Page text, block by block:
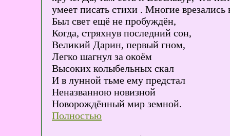
умеет писать стихи . Многие
Был свет ещё не пробуждён,
Когда, стряхнув последний сон,
Великий Дарин, первый гном,
Легко шагнул за окоём
Высоких колыбельных скал
И в лунной тьме ему предстал
Неназванною новизной
Новорождённый мир земной.
Полностью